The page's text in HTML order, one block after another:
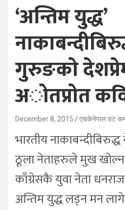
‘अन्तिम युद्ध’
गुरुङको
अोतप्रोत
December 8, 2015 एचकेनेपाल डट
भारतीय
ठूला नेताहरुले मुख खोल्न
काँग्रेसकै युवा नेता
अन्तिम युद्ध लड्न मन